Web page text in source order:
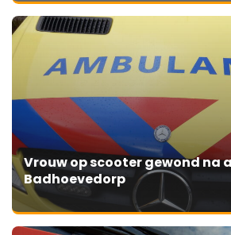
Vrouw op scooter gewond na
Badhoevedorp